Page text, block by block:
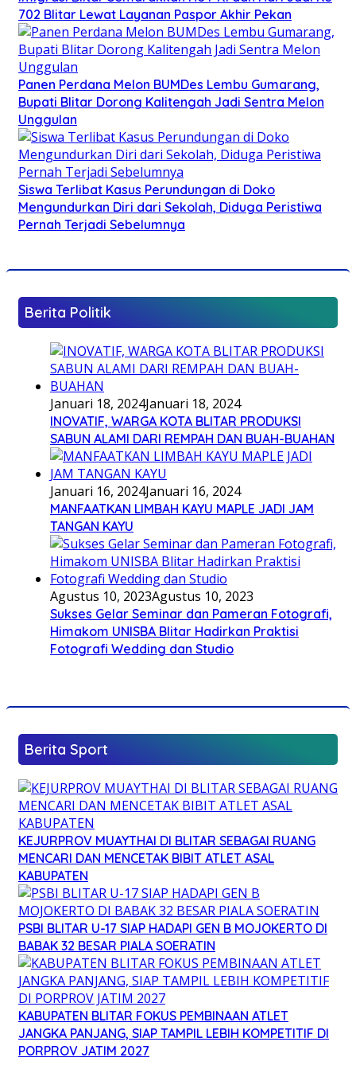
702 Blitar Lewat Layanan Paspor Akhir Pekan
Panen Perdana Melon BUMDes Lembu Gumarang,
Bupati Blitar Dorong Kalitengah Jadi Sentra Melon
Unggulan
Siswa Terlibat Kasus Perundungan di Doko
Mengundurkan Diri dari Sekolah, Diduga Peristiwa
Pernah Terjadi Sebelumnya
Berita Politik
Januari 18, 2024Januari 18, 2024
INOVATIF, WARGA KOTA BLITAR PRODUKSI
SABUN ALAMI DARI REMPAH DAN BUAH-BUAHAN
Januari 16, 2024Januari 16, 2024
MANFAATKAN LIMBAH KAYU MAPLE JADI JAM
TANGAN KAYU
Agustus 10, 2023Agustus 10, 2023
Sukses Gelar Seminar dan Pameran Fotografi,
Himakom UNISBA Blitar Hadirkan Praktisi
Fotografi Wedding dan Studio
Berita Sport
KEJURPROV MUAYTHAI DI BLITAR SEBAGAI RUANG
MENCARI DAN MENCETAK BIBIT ATLET ASAL
KABUPATEN
PSBI BLITAR U-17 SIAP HADAPI GEN B MOJOKERTO DI
BABAK 32 BESAR PIALA SOERATIN
KABUPATEN BLITAR FOKUS PEMBINAAN ATLET
JANGKA PANJANG, SIAP TAMPIL LEBIH KOMPETITIF DI
PORPROV JATIM 2027